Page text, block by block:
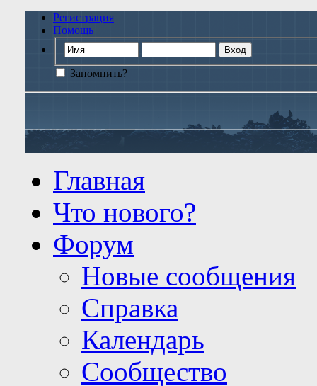
Регистрация
Помощь
Запомнить?
Главная
Что нового?
Форум
Новые сообщения
Справка
Календарь
Сообщество